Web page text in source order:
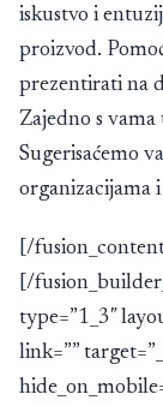
iskustvo i
proizvod.
prezentirati na
Zajedno s vama
Sugerisaćemo
organizacijama i
[/
[/
type=”1_3″
link=””